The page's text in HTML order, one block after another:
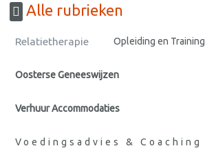
Alle rubrieken
Relatietherapie Opleiding en Training
Oosterse Geneeswijzen
Verhuur Accommodaties
Voedingsadvies & Coaching